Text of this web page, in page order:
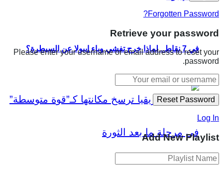
في 7 نقاط.. لماذا خرج تفشي وباء إيبولا عن السيطرة؟
Forgotten Password?
Retrieve your password
Please enter your username or email address to reset your
password.
Log In
Add New Playlist